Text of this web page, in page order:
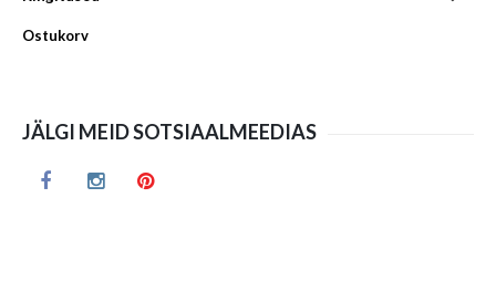
Ostukorv
JÄLGI MEID SOTSIAALMEEDIAS